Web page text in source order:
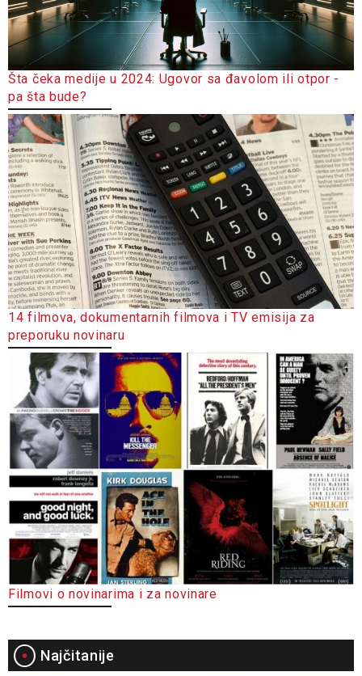
Šta čeka medije u 2024: Ugovor sa đavolom ili otpor -
pa šta bude?
14 filmova, dokumentarnih filmova i TV emisija za
preporuku novinaru
Filmovi o novinarima i za novinare
Najčitanije